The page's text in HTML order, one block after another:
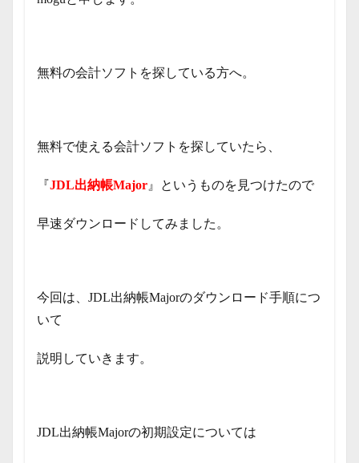
無料の会計ソフトを探している方へ。
無料で使える会計ソフトを探していたら、
『JDL出納帳Major 』というものを見つけたので
早速ダウンロードしてみました。
今回は、JDL出納帳Majorのダウンロード手順につ
いて
説明していきます。
JDL出納帳Majorの初期設定については